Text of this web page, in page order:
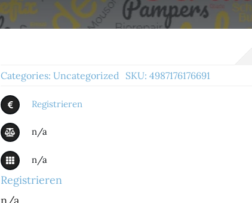
Categories:Uncategorized SKU:4987176176691
Registrieren
n/a
n/a
Registrieren
n/a